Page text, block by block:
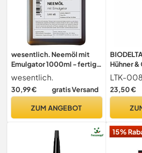
wesentlich. Neemöl mit
Emulgator 1000ml - fertig
gemischt für Haus und
Garten - hochergiebig für
100l Spray
wesentlich.
30,99 € gratis Versand
ZUM ANGEBOT
Hühner
und
Milben
& bei
LTK-008
23,50 €
15%